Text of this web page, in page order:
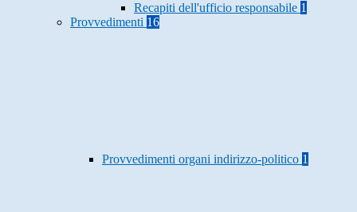
Recapiti dell'ufficio responsabile 1
Provvedimenti 16
Provvedimenti organi indirizzo-politico 1